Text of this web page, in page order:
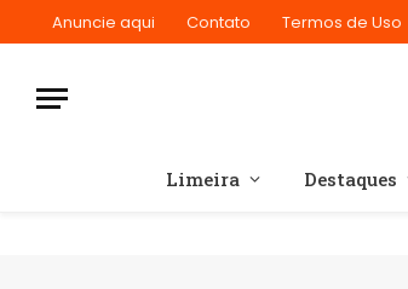
Anuncie aqui Contato Termos de Uso
Limeira Destaques